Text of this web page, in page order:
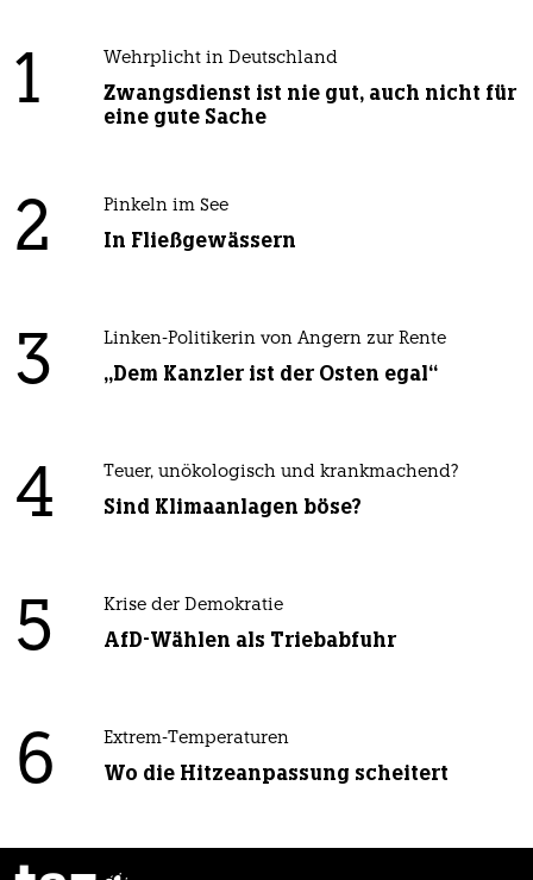
1 Wehrplicht in Deutschland
Zwangsdienst ist nie gut, auch nicht für
eine gute Sache
2 Pinkeln im See
In Fließgewässern
3 Linken-Politikerin von Angern zur Rente
„Dem Kanzler ist der Osten egal“
4 Teuer, unökologisch und krankmachend?
Sind Klimaanlagen böse?
5 Krise der Demokratie
AfD-Wählen als Triebabfuhr
6 Extrem-Temperaturen
Wo die Hitzeanpassung scheitert